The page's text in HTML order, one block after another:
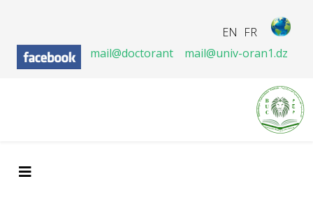
FR
EN
mail@doctorant
mail@univ-oran1.dz